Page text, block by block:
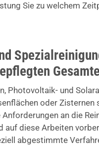
Sie zu welchem
Photovoltaik- und
oder Zisternen
an die
auf diese Arbeiten
abgestimmte